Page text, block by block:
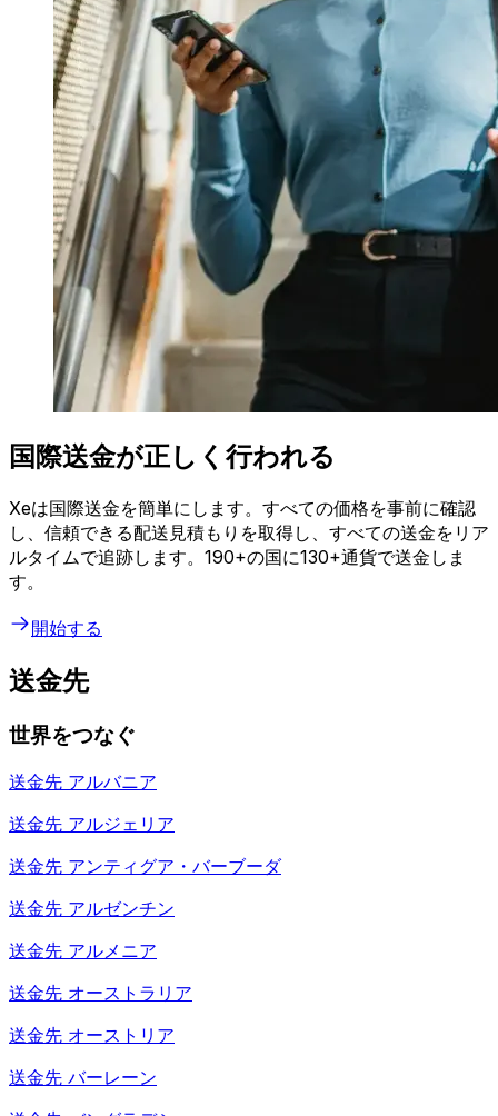
国際送金が正しく行われる
Xeは国際送金を簡単にします。すべての価格を事前に確認
し、信頼できる配送見積もりを取得し、すべての送金をリア
ルタイムで追跡します。190+の国に130+通貨で送金しま
す。
開始する
送金先
世界をつなぐ
送金先 アルバニア
送金先 アルジェリア
送金先 アンティグア・バーブーダ
送金先 アルゼンチン
送金先 アルメニア
送金先 オーストラリア
送金先 オーストリア
送金先 バーレーン